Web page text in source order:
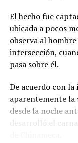
El hecho fue
ubicada a pocos
observa al
intersección,
pasa sobre él.
De acuerdo con
aparentemente la
desde la noche
desarrolló el